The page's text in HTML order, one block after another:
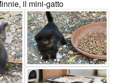
il mini-gatto